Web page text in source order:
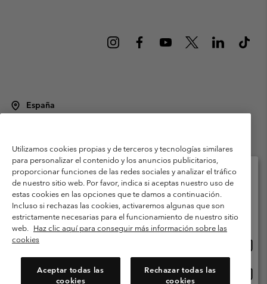
España
Condiciones de uso
Terminos de Venta
Garantía
Política de Privacidad
Términos y condiciones del programa de miembros
Términos De Uso Del Contenido Generado Por Los Usuarios
Impressum
Cookies Public CBCR
Utilizamos cookies propias y de terceros y tecnologías similares
para personalizar el contenido y los anuncios publicitarios,
proporcionar funciones de las redes sociales y analizar el tráfico
de nuestro sitio web. Por favor, indica si aceptas nuestro uso de
estas cookies en las opciones que te damos a continuación.
Incluso si rechazas las cookies, activaremos algunas que son
estrictamente necesarias para el funcionamiento de nuestro sitio
web. Haz clic aquí para conseguir más información sobre las
cookies
Aceptar todas las
cookies
Rechazar todas las
cookies
Selecciona tu país e idioma envío
Compras en línea disponibles
línea
España